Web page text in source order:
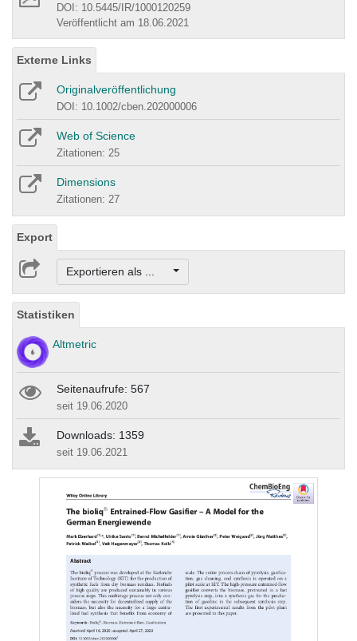
DOI: 10.5445/IR/1000120259
Veröffentlicht am 18.06.2021
Externe Links
Originalveröffentlichung
DOI: 10.1002/cben.202000006
Web of Science
Zitationen: 25
Dimensions
Zitationen: 27
Export
Exportieren als ...
Statistiken
Altmetric
Seitenaufrufe: 567
seit 19.06.2020
Downloads: 1359
seit 19.06.2021